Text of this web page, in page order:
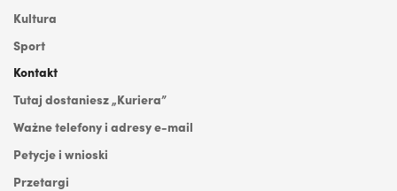
Kultura
Sport
Kontakt
Tutaj dostaniesz „Kuriera”
Ważne telefony i adresy e-mail
Petycje i wnioski
Przetargi